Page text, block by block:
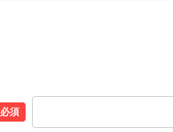
必須